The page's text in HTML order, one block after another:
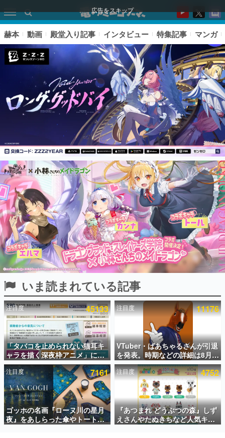
広告をスキップ
ピックアップ
電ファミのいま読まれている記事ランキング
アプリセール情報
インタビュー
連載・特集一覧
殿堂入り記事
SNS拡散数が数千以上！ ページビュー数万以上！ などな
ど。多くの人々に読まれた、電ファミ渾身の“殿堂入り”記
事をまとめました。
ゲームの企画書
名作ゲームクリエイターの方々に製作時のエピソードをお
聞きし、ヒットする企画（ゲーム）とは何か？を探ってい
きます。
赫本
この物語を解いてはいけない。『赫本』は、〈試験問題〉
の形をした短編ホラー小説集です。
新世代に訊く
これからのデジタルゲーム市場を担う若きクリエイター達
の姿を追い、彼らのルーツと情熱を探っていきます。
赫本 動画 殿堂入り記事 インタビュー 特集記事 マンガ
いま読まれている記事
注目度 45133
「タバコを止められない猫耳キ
ャラを描く深夜枠アニメ」に視
聴者の一部から批判意見。違法
薬物の使用と思しき描写も含め
て、BPOが議論を交わす
注目度 11176
VTuber・ばあちゃるさんが引退
を発表。時期などの詳細は8月9
日15時からの配信で説明
注目度 7161
ゴッホの名画『ローヌ川の星月
夜』をあしらった傘やトートバ
ッグなどが登場。8月7日21時よ
注目度 4752
『あつまれ どうぶつの森』しず
えさんやたぬきちなど人気キャ
ラクターのフロッキードールが9